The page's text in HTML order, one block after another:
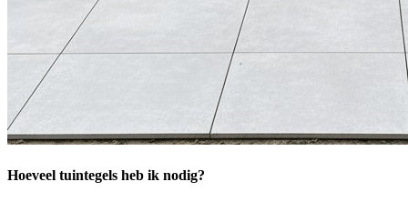
Hoeveel tuintegels heb ik nodig?